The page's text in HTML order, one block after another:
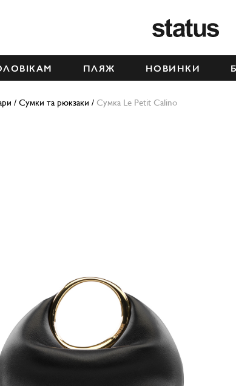
ПЛЯЖ НОВИНКИ
/ Сумки та рюкзаки / Сумка Le Petit Calino